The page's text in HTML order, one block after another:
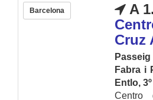
Barcelona
A
Cruz
Fabra i
Entlo, 3º
Centro